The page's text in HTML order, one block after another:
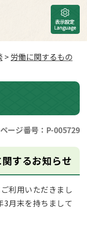
> 労働に関するもの
ページ番号：P-005729
するお知らせ
利用いただきまし
3月末を持ちまして